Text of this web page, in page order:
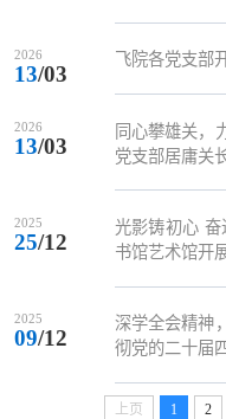
2026
13/03
飞院各党支部
2026
13/03
同心攀雄关，
党支部居庸关
2025
25/12
光影铸初心 奋进新征程 ——飞院
书馆艺术馆开
2025
09/12
深学全会精神
彻党的二十届
上页 1 2